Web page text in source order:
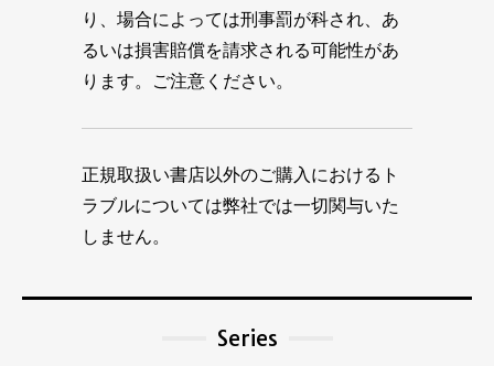
り、場合によっては刑事罰が科され、あ
るいは損害賠償を請求される可能性があ
ります。ご注意ください。
正規取扱い書店以外のご購入におけるト
ラブルについては弊社では一切関与いた
しません。
Series